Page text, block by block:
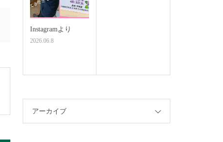
Instagramより
2026.06.8
アーカイブ